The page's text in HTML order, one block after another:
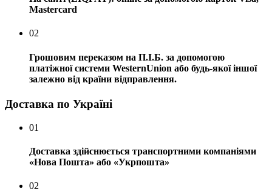
Mastercard
02
Грошовим переказом на П.І.Б. за допомогою
платіжної системи WesternUnion або будь-якої іншої
залежно від країни відправлення.
Доставка по Україні
01
Доставка здійснюється транспортними компаніями
«Нова Пошта» або «Укрпошта»
02